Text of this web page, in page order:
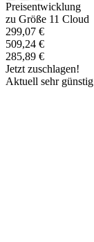
Preisentwicklung
zu Größe 11 Cloud
299,07 €
509,24 €
285,89 €
Jetzt zuschlagen!
Aktuell sehr günstig